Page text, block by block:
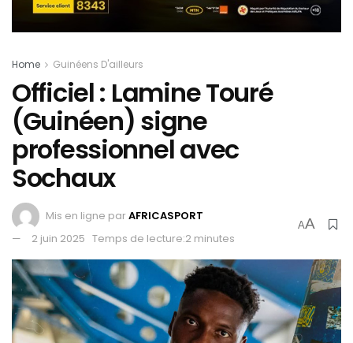
Home Guinéens D'ailleurs
Officiel : Lamine Touré
(Guinéen) signe
professionnel avec
Sochaux
Mis en ligne parAFRICASPORT
2 juin 2025 Temps de lecture:2 minutes
AA